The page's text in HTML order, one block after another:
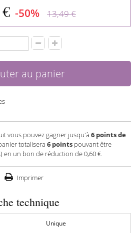
-50% 13,49 €
au panier
vous pouvez gagner jusqu'à 6points de
totalisera 6 points pouvant être
en un bon de réduction de0,60 €.
Imprimer
technique
Unique